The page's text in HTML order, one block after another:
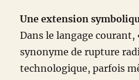
Une extension
Dans le langage
synonyme de rupture
technologique, parfois